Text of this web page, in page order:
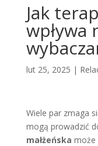
Jak
wpływa
lut 25, 2025 |
Wiele par zmaga
mogą prowadzić
małżeńska może